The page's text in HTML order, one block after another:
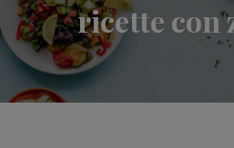
ricette con